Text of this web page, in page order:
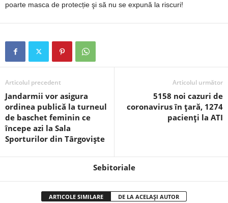
poarte masca de protecție şi să nu se expună la riscuri!
Articolul precedent
Jandarmii vor asigura
ordinea publică la turneul
de baschet feminin ce
începe azi la Sala
Sporturilor din Târgoviște
Articolul următor
5158 noi cazuri de
coronavirus în țară, 1274
pacienți la ATI
Sebitoriale
ARTICOLE SIMILARE DE LA ACELAȘI AUTOR